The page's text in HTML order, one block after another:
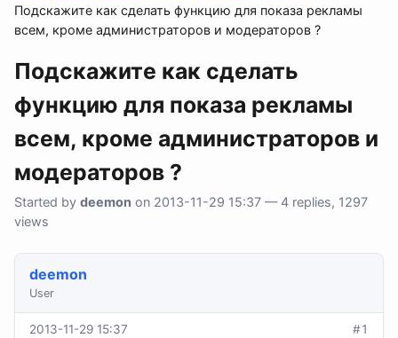
Подскажите как сделать функцию для показа рекламы
всем, кроме администраторов и модераторов ?
Подскажите как сделать
функцию для показа рекламы
всем, кроме администраторов и
модераторов ?
Started by deemon on 2013-11-29 15:37 — 4 replies, 1297
views
deemon
User
2013-11-29 15:37 #1